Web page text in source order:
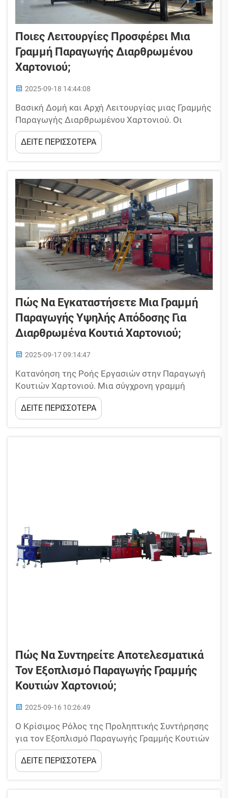
Ποιες Λειτουργίες Προσφέρει Μια
Γραμμή Παραγωγής Διαρθρωμένου
Χαρτονιού;
2025-09-18 14:44:08
Βασική Δομή και Αρχή Λειτουργίας μιας Γραμμής
Παραγωγής Διαρθρωμένου Χαρτονιού. Οι
σημερινές γραμμές παραγωγής διαρθρωμένου
χαρτονιού ενώνουν τρία βασικά στάδια: το
σχηματισμό του φύλλου, την επεξεργασία στο
προκειμένου να μετατραπούν οι βασικές πρώτες
ύλες σε...
ΔΕΙΤΕ ΠΕΡΙΣΣΟΤΕΡΑ
Πώς Να Εγκαταστήσετε Μια Γραμμή
Παραγωγής Υψηλής Απόδοσης Για
Διαρθρωμένα Κουτιά Χαρτονιού;
2025-09-17 09:14:47
Κατανόηση της Ροής Εργασιών στην Παραγωγή
Κουτιών Χαρτονιού. Μια σύγχρονη γραμμή
παραγωγής διαρθρωμένων κουτιών χαρτονιού
μετατρέπει ρολά χαρτιού σε προστατευτική
συσκευασία μέσω πέντε βασικών σταδίων...
ΔΕΙΤΕ ΠΕΡΙΣΣΟΤΕΡΑ
Πώς Να Συντηρείτε Αποτελεσματικά
Τον Εξοπλισμό Παραγωγής Γραμμής
Κουτιών Χαρτονιού;
2025-09-16 10:26:49
Ο Κρίσιμος Ρόλος της Προληπτικής Συντήρησης
για τον Εξοπλισμό Παραγωγής Γραμμής Κουτιών
Χαρτονιού. Η επέκταση της διάρκειας ζωής του
εξοπλισμού μέσω προληπτικής φροντίδας. Η
τακτική συντήρηση βοηθά στην αποφυγή
ΔΕΙΤΕ ΠΕΡΙΣΣΟΤΕΡΑ